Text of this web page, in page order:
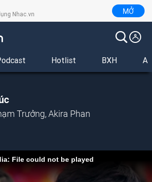
Nhac.vn MỞ
Hotlist BXH
Trưởng, Akira Phan
File could not be played